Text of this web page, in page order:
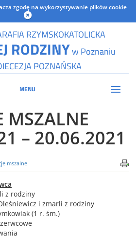
zgodę na wykorzystywanie plików cookie
RODZINYw Poznaniu
POZNAŃSKA
MENU
MSZALNE
– 20.06.2021
mszalne
z rodziny
i zmarli z rodziny
(1 r. śm.)